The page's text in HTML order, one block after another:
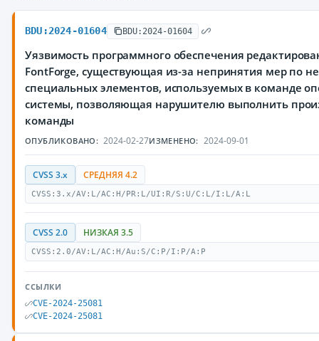
BDU:2024-01604 BDU:2024-01604
Уязвимость программного обеспечения
FontForge, существующая из-за непринятия мер по
специальных элементов, используемых в команде
системы, позволяющая нарушителю выполнить
команды
ОПУБЛИКОВАНО: 2024-02-27ИЗМЕНЕНО: 2024-09-01
CVSS 3.x СРЕДНЯЯ 4.2
CVSS:3.x/AV:L/AC:H/PR:L/UI:R/S:U/C:L/I:L/A:L
CVSS 2.0 НИЗКАЯ 3.5
CVSS:2.0/AV:L/AC:H/Au:S/C:P/I:P/A:P
ССЫЛКИ
CVE-2024-25081
CVE-2024-25081